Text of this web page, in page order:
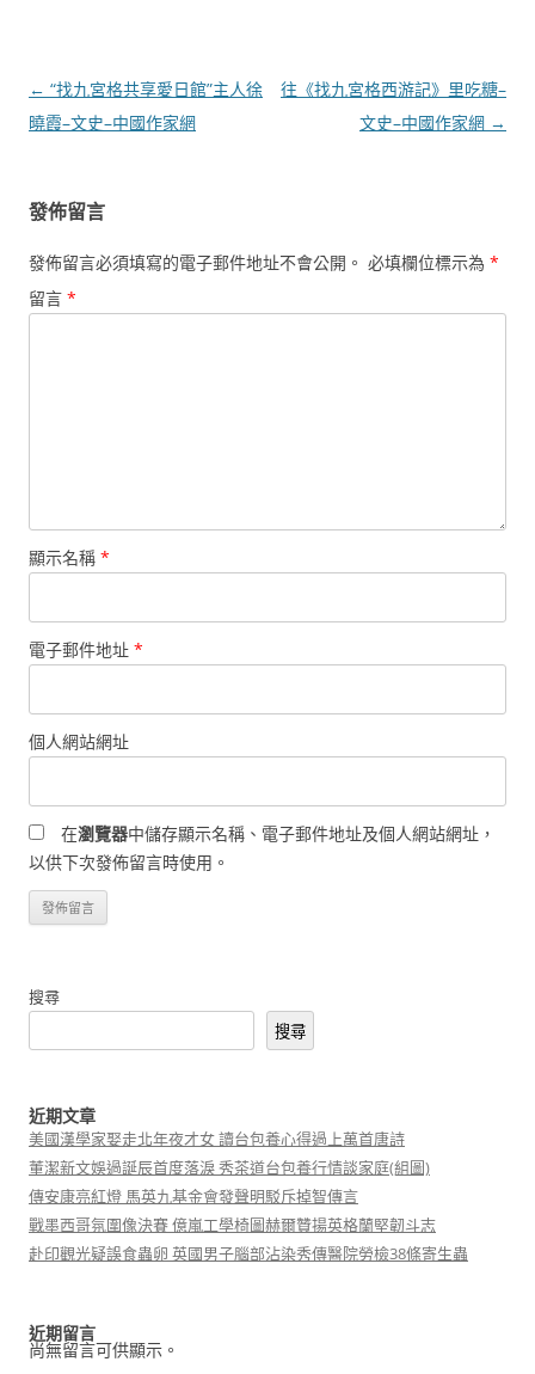
文
章
← “找九宮格共享愛日館”主人徐
曉霞–文史–中國作家網
往《找九宮格西游記》里吃糖–
文史–中國作家網 →
發佈留言
發佈留言必須填寫的電子郵件地址不會公開。 必填欄位標示為 *
留言 *
顯示名稱 *
電子郵件地址 *
個人網站網址
在瀏覽器中儲存顯示名稱、電子郵件地址及個人網站網址，
以供下次發佈留言時使用。
搜尋
搜尋
近期文章
美國漢學家娶走北年夜才女 讀台包養心得過上萬首唐詩
董潔新文娛過誕辰首度落淚 秀茶道台包養行情談家庭(組圖)
傳安康亮紅燈 馬英九基金會發聲明駁斥掉智傳言
戰墨西哥氛圍像決賽 億嵐工學椅圖赫爾贊揚英格蘭堅韌斗志
赴印觀光疑誤食蟲卵 英國男子腦部沾染秀傳醫院勞檢38條寄生蟲
近期留言
尚無留言可供顯示。